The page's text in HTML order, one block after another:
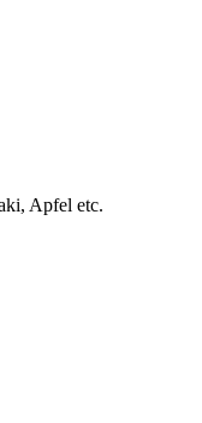
Apfel etc.